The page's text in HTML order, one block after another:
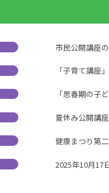
市民公開講座
「子育て講座
「思春期の子
夏休み公開講
健康まつり第
2025年10月